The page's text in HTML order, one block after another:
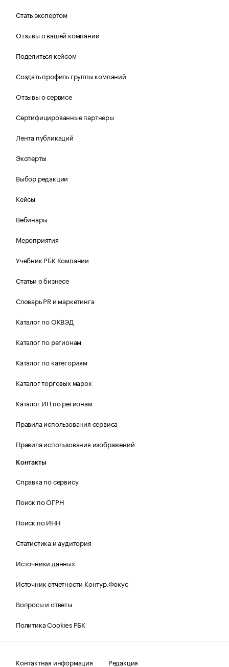
Стать экспертом
Отзывы о вашей компании
Поделиться кейсом
Создать профиль группы компаний
Отзывы о сервисе
Сертифицированные партнеры
Лента публикаций
Эксперты
Выбор редакции
Кейсы
Вебинары
Мероприятия
Учебник РБК Компании
Статьи о бизнесе
Словарь PR и маркетинга
Каталог по ОКВЭД
Каталог по регионам
Каталог по категориям
Каталог торговых марок
Каталог ИП по регионам
Правила использования сервиса
Правила использования изображений
Контакты
Справка по сервису
Поиск по ОГРН
Поиск по ИНН
Статистика и аудитория
Источники данных
Источник отчетности Контур.Фокус
Вопросы и ответы
Политика Cookies РБК
Контактная информация Редакция